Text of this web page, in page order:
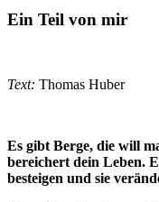
Ein Teil von mir
Text: Thomas Huber
Es gibt Berge, die will
bereichert dein Leben.
besteigen und sie